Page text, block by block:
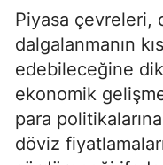
Piyasa çevreleri,
dalgalanmanın
edebileceğine
ekonomik
para
döviz